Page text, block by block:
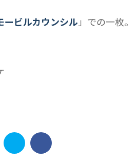
ービルカウンシル 」での一枚。